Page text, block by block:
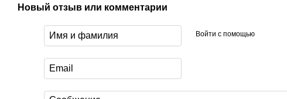
Новый отзыв или комментарий
Войти с помощью